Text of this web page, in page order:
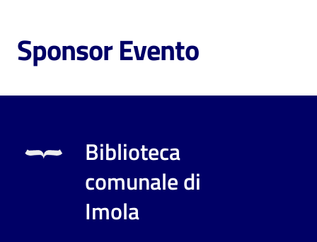
fare
Sponsor Evento
Biblioteca
comunale di
Imola